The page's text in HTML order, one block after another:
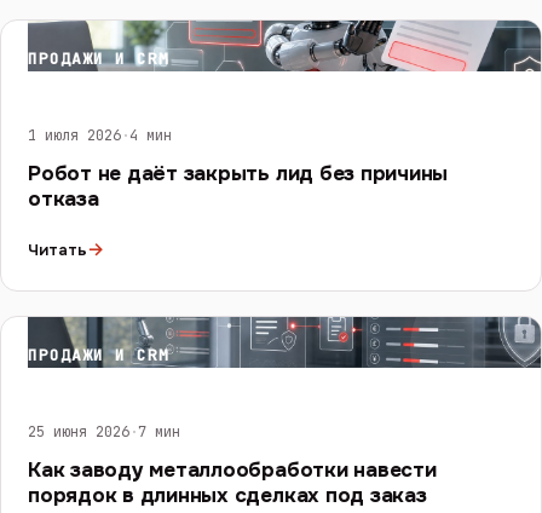
ПРОДАЖИ И CRM
1 июля 2026·4 мин
Робот не даёт закрыть лид без причины
отказа
Читать→
ПРОДАЖИ И CRM
25 июня 2026·7 мин
Как заводу металлообработки навести
порядок в длинных сделках под заказ